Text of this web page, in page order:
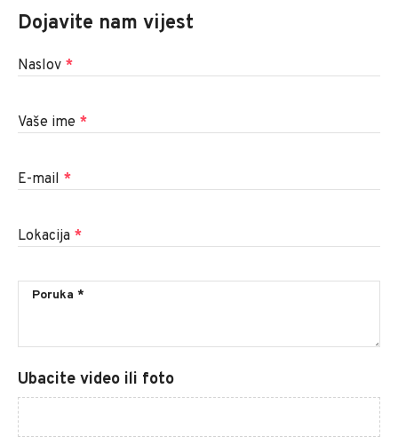
Dojavite nam vijest
Naslov *
Vaše ime *
E-mail *
Lokacija *
Ubacite video ili foto